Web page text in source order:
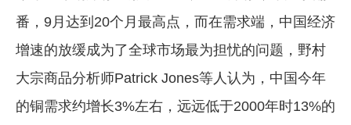
番，9月达到20个月最高点，而在需求端，中国经济
增速的放缓成为了全球市场最为担忧的问题，野村
大宗商品分析师Patrick Jones等人认为，中国今年
的铜需求约增长3%左右，远远低于2000年时13%的